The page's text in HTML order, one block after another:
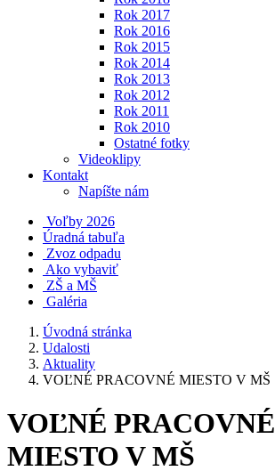
Rok 2017
Rok 2016
Rok 2015
Rok 2014
Rok 2013
Rok 2012
Rok 2011
Rok 2010
Ostatné fotky
Videoklipy
Kontakt
Napíšte nám
Voľby 2026
Úradná tabuľa
Zvoz odpadu
Ako vybaviť
ZŠ a MŠ
Galéria
Úvodná stránka
Udalosti
Aktuality
VOĽNÉ PRACOVNÉ MIESTO V MŠ
VOĽNÉ PRACOVNÉ
MIESTO V MŠ